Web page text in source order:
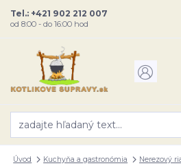
Tel.: +421 902 212 007
od 8:00 - do 16:00 hod
Úvod Kuchyňa a gastronómia Nerezový